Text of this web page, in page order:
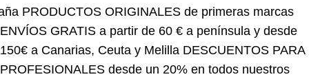
ENVÍOS GRATIS a partir de 60 € a península y desde
150€ a Canarias, Ceuta y MelillaDESCUENTOS PARA
PROFESIONALES desde un 20% en todos nuestros
productosENVÍOS NACIONALES a toda España